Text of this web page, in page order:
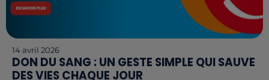
14 avril 2026
DON DU SANG : UN GESTE SIMPLE QUI SAUVE
DES VIES CHAQUE JOUR